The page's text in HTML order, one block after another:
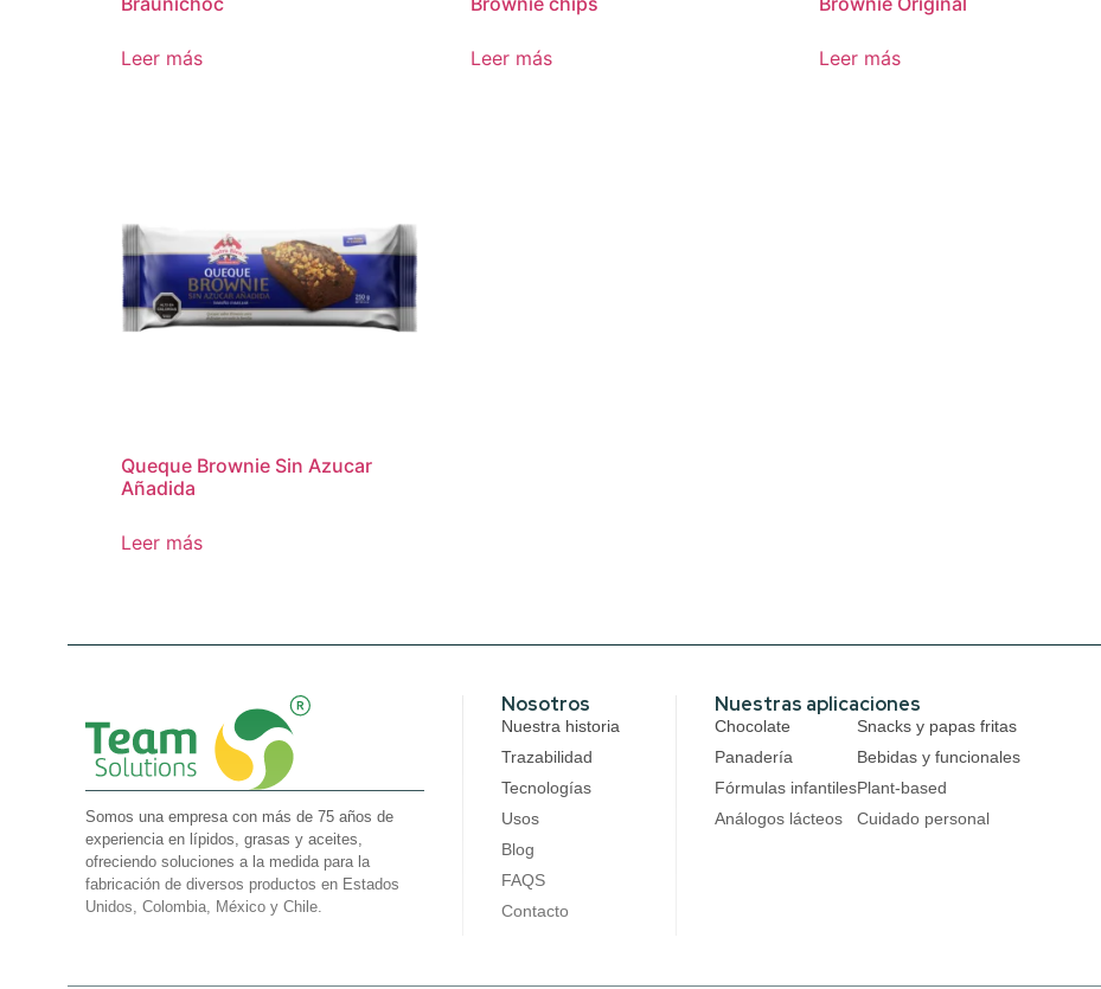
Leer más Leer más Leer más
Queque Brownie Sin Azucar
Añadida
Leer más
Somos una empresa con más de 75 años de
experiencia en lípidos, grasas y aceites,
ofreciendo soluciones a la medida para la
fabricación de diversos productos en Estados
Unidos, Colombia, México y Chile.
Nosotros
Nuestra historia
Trazabilidad
Tecnologías
Usos
Blog
FAQS
Contacto
Nuestras aplicaciones
Chocolate
Panadería
Fórmulas infantiles
Análogos lácteos
Snacks y papas fritas
Bebidas y funcionales
Plant-based
Cuidado personal